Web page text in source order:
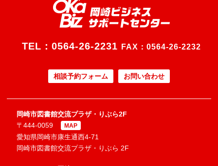
TEL： 0564-26-2231 FAX：0564-26-2232
相談予約フォーム お問い合わせ
岡崎市図書館交流プラザ・りぶら2F
〒444-0059
MAP
愛知県岡崎市康生通西4-71
岡崎市図書館交流プラザ・りぶら 2F